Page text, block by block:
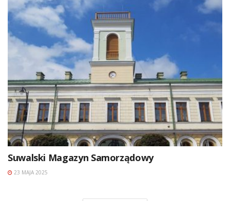
Suwalski Magazyn Samorządowy
23 MAJA 2025